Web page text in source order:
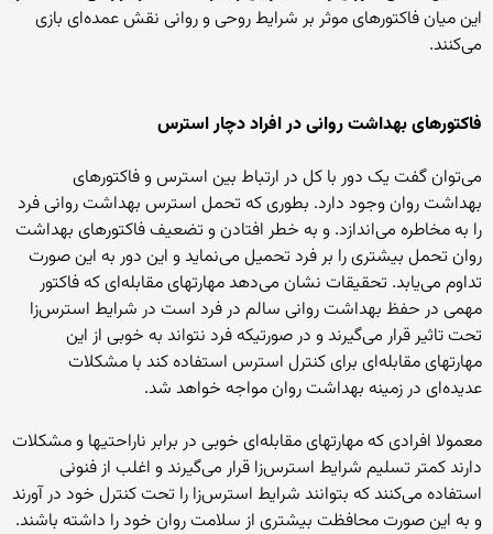
این میان فاکتورهای موثر بر شرایط روحی و روانی نقش عمده‌ای بازی
می‌کنند.
فاکتورهای بهداشت روانی در افراد دچار استرس
می‌توان گفت یک دور با کل در ارتباط بین استرس و فاکتورهای
بهداشت روان وجود دارد. بطوری که تحمل استرس بهداشت روانی فرد
را به مخاطره می‌اندازد. و به خطر افتادن و تضعیف فاکتورهای بهداشت
روان تحمل بیشتری را بر فرد تحمیل می‌نماید و این دور به این صورت
تداوم می‌یابد. تحقیقات نشان می‌دهد مهارتهای مقابله‌ای که فاکتور
مهمی در حفظ بهداشت روانی سالم در فرد است در شرایط استرس‌زا
تحت تاثیر قرار می‌گیرند و در صورتیکه فرد نتواند به خوبی از این
مهارتهای مقابله‌ای برای کنترل استرس استفاده کند با مشکلات
عدیده‌ای در زمینه بهداشت روان مواجه خواهد شد.
معمولا افرادی که مهارتهای مقابله‌ای خوبی در برابر ناراحتیها و مشکلات
دارند کمتر تسلیم شرایط استرس‌زا قرار می‌گیرند و اغلب از فنونی
استفاده می‌کنند که بتوانند شرایط استرس‌زا را تحت کنترل خود در آورند
و به این صورت محافظت بیشتری از سلامت روان خود را داشته باشند.